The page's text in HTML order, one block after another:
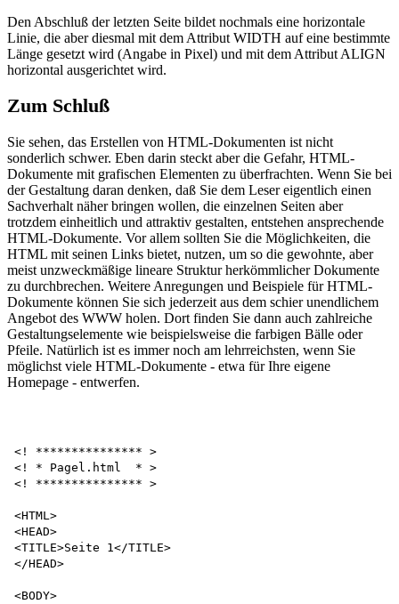
Den Abschluß der letzten Seite bildet nochmals eine horizontale
Linie, die aber diesmal mit dem Attribut WIDTH auf eine bestimmte
Länge gesetzt wird (Angabe in Pixel) und mit dem Attribut ALIGN
horizontal ausgerichtet wird.
Zum Schluß
Sie sehen, das Erstellen von HTML-Dokumenten ist nicht
sonderlich schwer. Eben darin steckt aber die Gefahr, HTML-
Dokumente mit grafischen Elementen zu überfrachten. Wenn Sie bei
der Gestaltung daran denken, daß Sie dem Leser eigentlich einen
Sachverhalt näher bringen wollen, die einzelnen Seiten aber
trotzdem einheitlich und attraktiv gestalten, entstehen ansprechende
HTML-Dokumente. Vor allem sollten Sie die Möglichkeiten, die
HTML mit seinen Links bietet, nutzen, um so die gewohnte, aber
meist unzweckmäßige lineare Struktur herkömmlicher Dokumente
zu durchbrechen. Weitere Anregungen und Beispiele für HTML-
Dokumente können Sie sich jederzeit aus dem schier unendlichem
Angebot des WWW holen. Dort finden Sie dann auch zahlreiche
Gestaltungselemente wie beispielsweise die farbigen Bälle oder
Pfeile. Natürlich ist es immer noch am lehrreichsten, wenn Sie
möglichst viele HTML-Dokumente - etwa für Ihre eigene
Homepage - entwerfen.
<! *************** >
<! * Pagel.html  * >
<! *************** >
<HTML>
<HEAD>
<TITLE>Seite 1</TITLE>
</HEAD>
<BODY>